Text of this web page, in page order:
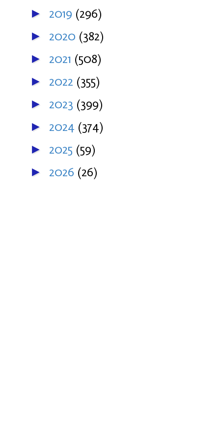
► 2019 (296)
► 2020 (382)
► 2021 (508)
► 2022 (355)
► 2023 (399)
► 2024 (374)
► 2025 (59)
► 2026 (26)